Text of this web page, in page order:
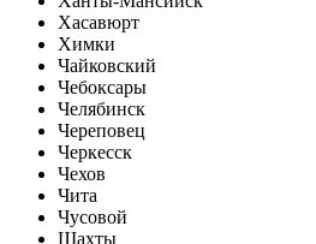
Хасавюрт
Химки
Чайковский
Чебоксары
Челябинск
Череповец
Черкесск
Чехов
Чита
Чусовой
Шахты